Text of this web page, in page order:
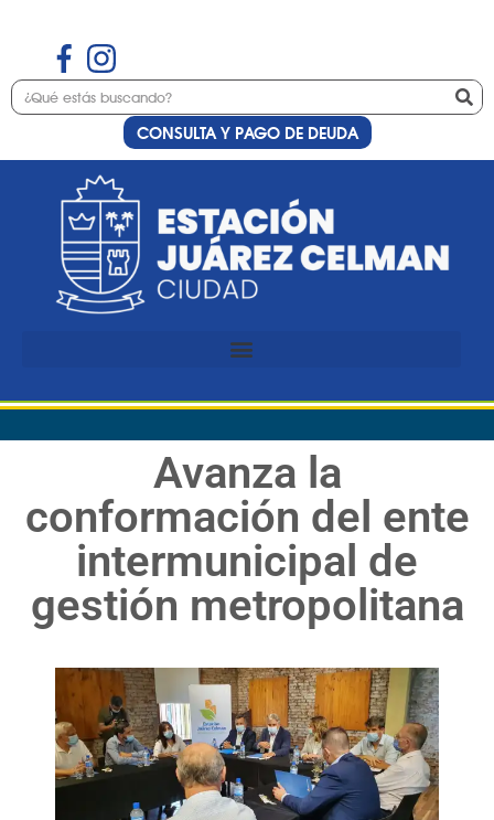
CONSULTA Y PAGO DE DEUDA
Avanza la
conformación del ente
intermunicipal de
gestión metropolitana